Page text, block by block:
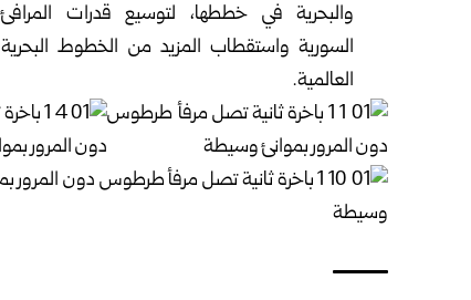
والبحرية في خططها، لتوسيع قدرات المرافئ
السورية واستقطاب المزيد من الخطوط البحرية
العالمية.